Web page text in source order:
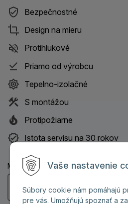
Vaše nastavenie
Súbory cookie nám pomáhajú
pre vás. Umožňujú spoznať a
Bezpečnostné
Design na mieru
Protihlukové
Priamo od výrobcu
Tepelno-izolačné
S montážou
Protipožiarne
Istota servisu na 30 rokov
Meno a priezvisko: (Povinný údaj)